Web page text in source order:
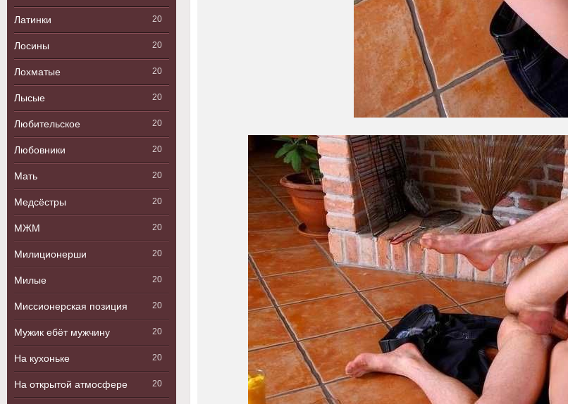
Латинки 20
Лосины 20
Лохматые 20
Лысые 20
Любительское 20
Любовники 20
Мать 20
Медсёстры 20
МЖМ 20
Милиционерши 20
Милые 20
Миссионерская позиция 20
Мужик ебёт мужчину 20
На кухоньке 20
На открытой атмосфере 20